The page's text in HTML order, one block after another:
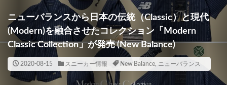
ニューバランスから日本の伝統（Classic）と現代
(Modern)を融合させたコレクション「Modern
Classic Collection」が発売 (New Balance)
2020-08-15 スニーカー情報 New Balance, ニューバランス